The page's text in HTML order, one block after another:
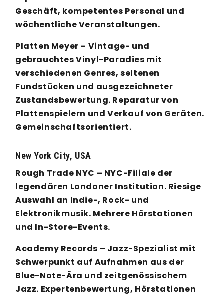
Geschäft, kompetentes Personal und
wöchentliche Veranstaltungen.
Platten Meyer – Vintage- und
gebrauchtes Vinyl-Paradies mit
verschiedenen Genres, seltenen
Fundstücken und ausgezeichneter
Zustandsbewertung. Reparatur von
Plattenspielern und Verkauf von Geräten.
Gemeinschaftsorientiert.
New York City, USA
Rough Trade NYC – NYC-Filiale der
legendären Londoner Institution. Riesige
Auswahl an Indie-, Rock- und
Elektronikmusik. Mehrere Hörstationen
und In-Store-Events.
Academy Records – Jazz-Spezialist mit
Schwerpunkt auf Aufnahmen aus der
Blue-Note-Ära und zeitgenössischem
Jazz. Expertenbewertung, Hörstationen